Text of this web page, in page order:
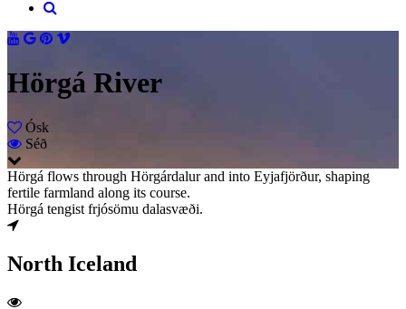
Hörgá River
Ósk
Séð
Hörgá flows through Hörgárdalur and into Eyjafjörður, shaping
fertile farmland along its course.
Hörgá tengist frjósömu dalasvæði.
North Iceland